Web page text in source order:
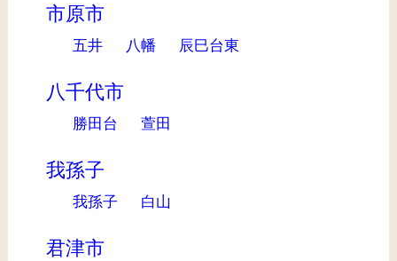
市原市
五井 八幡 辰巳台東
八千代市
勝田台 萱田
我孫子
我孫子 白山
君津市